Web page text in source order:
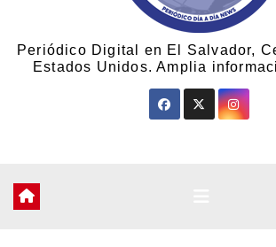
Periódico Digital en El Salvador,
Estados Unidos. Amplia